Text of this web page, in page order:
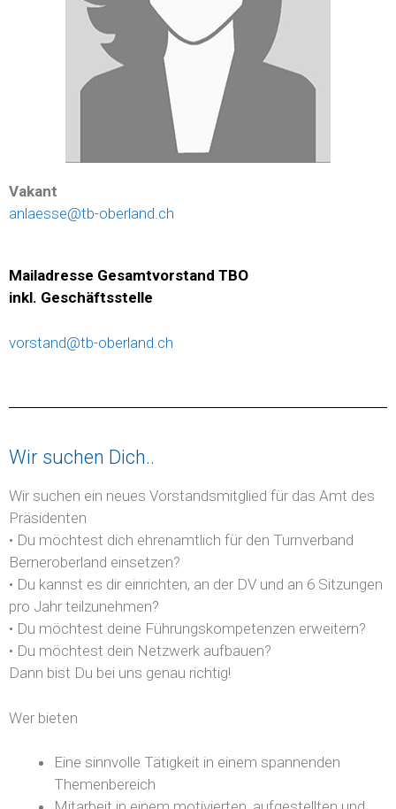
Vakant
anlaesse@tb-oberland.ch
Mailadresse Gesamtvorstand TBO
inkl. Geschäftsstelle
vorstand@tb-oberland.ch
Wir suchen Dich..
Wir suchen ein neues Vorstandsmitglied für das Amt des
Präsidenten
• Du möchtest dich ehrenamtlich für den Turnverband
Berneroberland einsetzen?
• Du kannst es dir einrichten, an der DV und an 6 Sitzungen
pro Jahr teilzunehmen?
• Du möchtest deine Führungskompetenzen erweitern?
• Du möchtest dein Netzwerk aufbauen?
Dann bist Du bei uns genau richtig!
Wer bieten
Eine sinnvolle Tätigkeit in einem spannenden
Themenbereich